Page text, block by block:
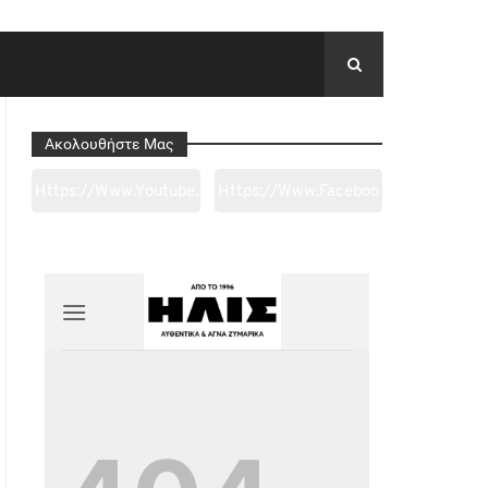
Ακολουθήστε Μας
2ge3sheyTkgpAkeBan
Ref=pages_you_mana